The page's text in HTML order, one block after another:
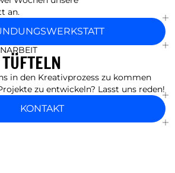
an.
in den Kreativprozess zu kommen
zu entwickeln? Lasst uns reden!
KONTAKT